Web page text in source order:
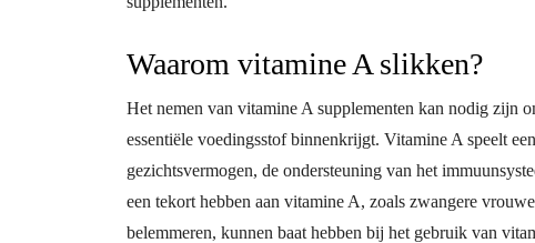
Waarom vitamine A slikken?
Het nemen van vitamine A supplementen kan nodig zijn
essentiële voedingsstof binnenkrijgt. Vitamine A speelt
gezichtsvermogen, de ondersteuning van het
een tekort hebben aan vitamine A, zoals zwangere
belemmeren, kunnen baat hebben bij het gebruik van